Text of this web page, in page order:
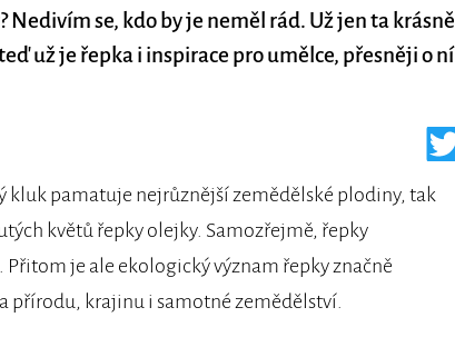
se, kdo by je neměl rád. Už jen ta krásně
už je řepka i inspirace pro umělce, přesněji o ní
kluk pamatuje nejrůznější zemědělské plodiny, tak
květů řepky olejky. Samozřejmě, řepky
je ale ekologický význam řepky značně
přírodu, krajinu i samotné zemědělství.